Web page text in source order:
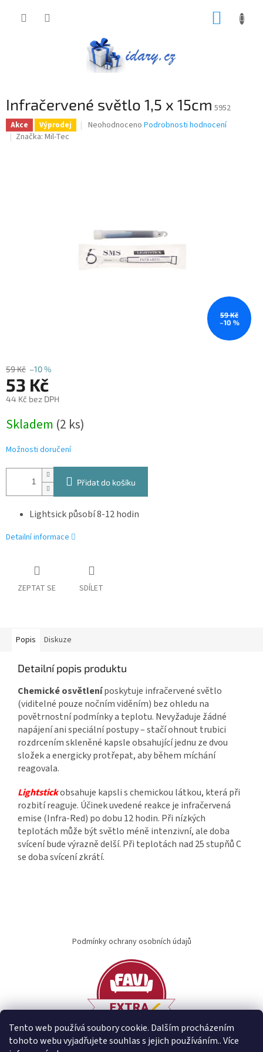
Tento web používá soubory cookie. Dalším procházením
tohoto webu vyjadřujete souhlas s jejich používáním.. Více
Infračervené světlo 1,5 x 15cm 5952
Akce Výprodej
Průměrné
Neohodnoceno Podrobnosti hodnocení
Značka: Mil-Tec
59 Kč
–10 %
59 Kč –10 %
53 Kč
44 Kč bez DPH
cena:
Skladem (2 ks)
Možnosti doručení
Přidat do košíku
Lightsick působí 8-12 hodin
Detailní informace
ZEPTAT SE SDÍLET
Popis Diskuze
Detailní popis produktu
Chemické osvětleníposkytuje infračervené světlo
(viditelné pouze nočním viděním) bez ohledu na
povětrnostní podmínky a teplotu. Nevyžaduje žádné
napájení ani speciální postupy – stačí ohnout trubici
rozdrcením skleněné kapsle obsahující jednu ze dvou
složek a energicky protřepat, aby během míchání
reagovala.
Lightstickobsahuje kapsli s chemickou látkou, která při
rozbití reaguje. Účinek uvedené reakce je infračervená
emise (Infra-Red) po dobu 12 hodin. Při nízkých
teplotách může být světlo méně intenzivní, ale doba
svícení bude výrazně delší. Při teplotách nad 25 stupňů C
se doba svícení zkrátí.
Podmínky ochrany osobních údajů